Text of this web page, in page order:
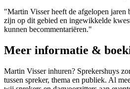
"Martin Visser heeft de afgelopen jaren
zijn op dit gebied en ingewikkelde
kunnen becommentariëren."
Meer informatie &
Martin Visser inhuren? Sprekershuys
tussen spreker, thema en publiek. Al